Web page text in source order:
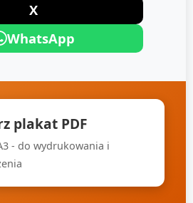
X
WhatsApp
plakat PDF
- do wydrukowania i